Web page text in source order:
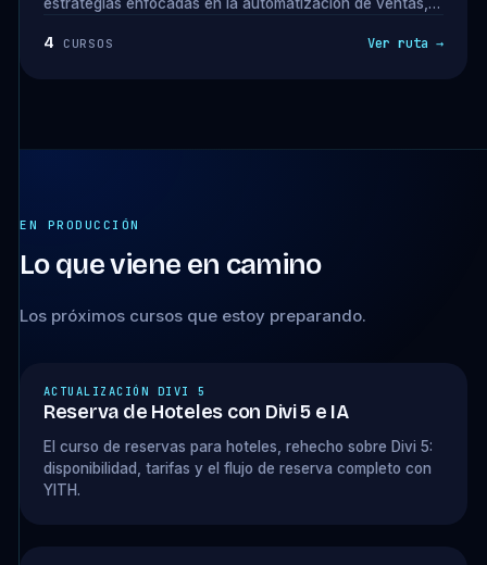
Descubre cómo atraer clientes premium, ofrecer upsells
4 CURSOS Ver ruta →
EN PRODUCCIÓN
Lo que viene en camino
Los próximos cursos que estoy preparando.
ACTUALIZACIÓN DIVI 5
Reserva de Hoteles con Divi 5 e IA
El curso de reservas para hoteles, rehecho sobre Divi 5:
disponibilidad, tarifas y el flujo de reserva completo con
YITH.